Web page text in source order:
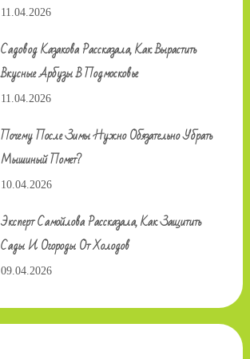
11.04.2026
Садовод Казакова Рассказала, Как Вырастить
Вкусные Арбузы В Подмосковье
11.04.2026
Почему После Зимы Нужно Обязательно Убрать
Мышиный Помет?
10.04.2026
Эксперт Самойлова Рассказала, Как Защитить
Сады И Огороды От Холодов
09.04.2026